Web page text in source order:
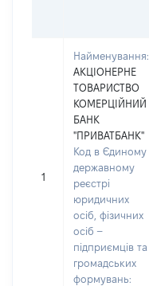
1
Найменування:
АКЦІОНЕРНЕ
ТОВАРИСТВО
КОМЕРЦІЙНИЙ
БАНК
"ПРИВАТБАНК"
Код в Єдиному
державному
реєстрі
юридичних
осіб, фізичних
осіб –
підприємців та
громадських
формувань: